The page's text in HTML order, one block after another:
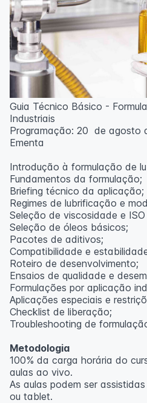
Guia Técnico Básico -
Industriais
Programação: 20 de agosto
Ementa
Introdução à formulação de
Fundamentos da formulação;
Briefing técnico da aplicação;
Regimes de lubrificação e
Seleção de viscosidade e ISO
Seleção de óleos básicos;
Pacotes de aditivos;
Compatibilidade e
Roteiro de desenvolvimento;
Ensaios de qualidade e
Formulações por aplicação
Aplicações especiais e
Checklist de liberação;
Troubleshooting de
Metodologia
100% da carga horária do
aulas ao vivo.
As aulas podem ser
ou tablet.